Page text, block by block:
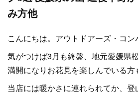
み方他
こんにちは。アウトドアーズ・コン
気がつけば3月も終盤、地元愛媛県
満開になりお花見を楽しんでいる方
当店には暖かさに連れられてか、